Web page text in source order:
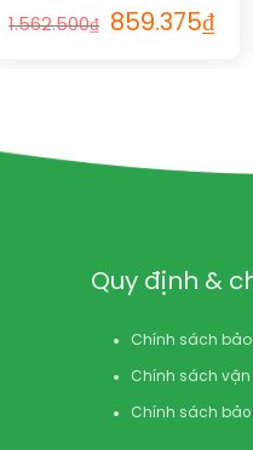
1014
1.562.500₫ 859.375₫
Quy định &
Chính sách
Chính sách
Chính sách bảo